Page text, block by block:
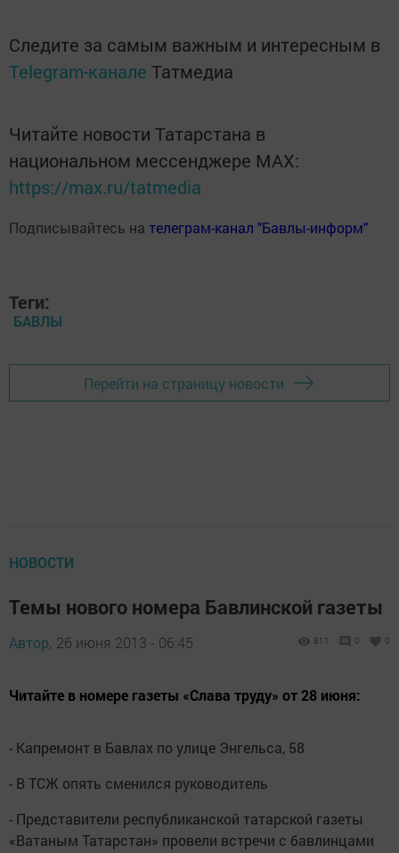
Следите за самым важным и интересным в
Telegram-канале Татмедиа
Читайте новости Татарстана в
национальном мессенджере MАХ:
https://max.ru/tatmedia
Подписывайтесь на телеграм-канал "Бавлы-информ"
Теги:
БАВЛЫ
Перейти на страницу новости
НОВОСТИ
Темы нового номера Бавлинской газеты
Автор, 26 июня 2013 - 06:45 811 0 0
Читайте в номере газеты «Слава труду» от 28 июня:
- Капремонт в Бавлах по улице Энгельса, 58
- В ТСЖ опять сменился руководитель
- Представители республиканской татарской газеты
«Ватаным Татарстан» провели встречи с бавлинцами